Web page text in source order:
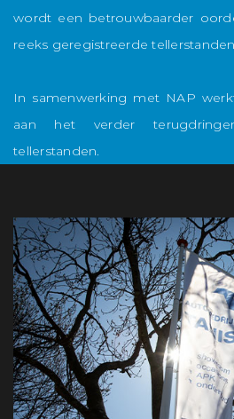
wordt een betrouwbaarder
reeks geregistreerde
In samenwerking met NAP
aan het verder
tellerstanden.